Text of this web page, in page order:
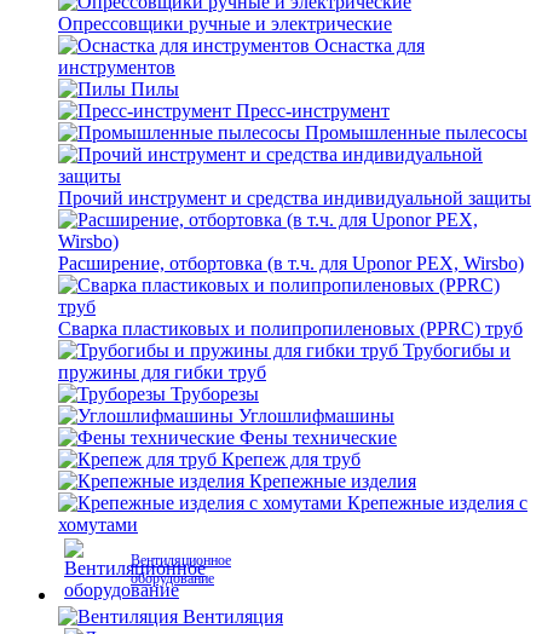
Опрессовщики ручные и электрические
Оснастка для
инструментов
Пилы
Пресс-инструмент
Промышленные пылесосы
Прочий инструмент и средства индивидуальной защиты
Расширение, отбортовка (в т.ч. для Uponor PEX, Wirsbo)
Сварка пластиковых и полипропиленовых (PPRC) труб
Трубогибы и
пружины для гибки труб
Труборезы
Углошлифмашины
Фены технические
Крепеж для труб
Крепежные изделия
Крепежные изделия с
хомутами
Вентиляционное
оборудование
Вентиляция